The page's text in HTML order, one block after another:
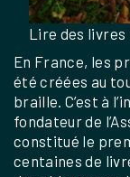
Lire des livres
En France, les
été créées au
braille. C’est à
fondateur de
constitué le
centaines de